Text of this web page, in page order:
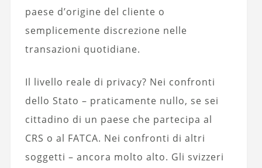
paese d’origine del cliente o
semplicemente discrezione nelle
transazioni quotidiane.
Il livello reale di privacy? Nei confronti
dello Stato – praticamente nullo, se sei
cittadino di un paese che partecipa al
CRS o al FATCA. Nei confronti di altri
soggetti – ancora molto alto. Gli svizzeri